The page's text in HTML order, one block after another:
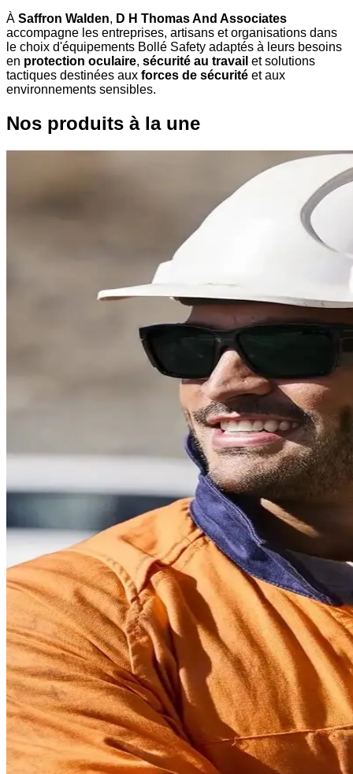
À Saffron Walden, D H Thomas And Associates
accompagne les entreprises, artisans et organisations dans
le choix d'équipements Bollé Safety adaptés à leurs besoins
en protection oculaire, sécurité au travail et solutions
tactiques destinées aux forces de sécurité et aux
environnements sensibles.
Nos produits à la une